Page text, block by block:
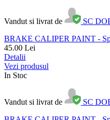
Vandut si livrat de
SC
BRAKE CALIPER PAINT -
45.00 Lei
Detalii
Vezi produsul
In Stoc
Vandut si livrat de
SC